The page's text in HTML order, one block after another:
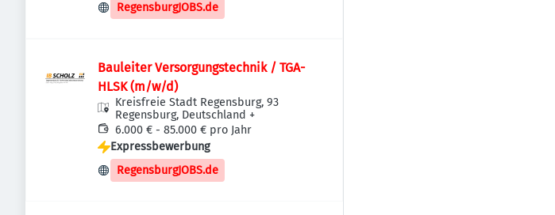
RegensburgJOBS.de
Bauleiter Versorgungstechnik / TGA-
HLSK (m/w/d)
Kreisfreie Stadt Regensburg, 93
Regensburg, Deutschland +
6.000 € - 85.000 € pro Jahr
Expressbewerbung
RegensburgJOBS.de